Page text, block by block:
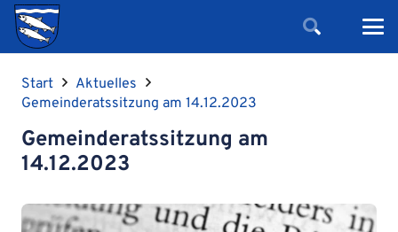
Start
Aktuelles
Gemeinderatssitzung am 14.12.2023
Gemeinderatssitzung am
14.12.2023